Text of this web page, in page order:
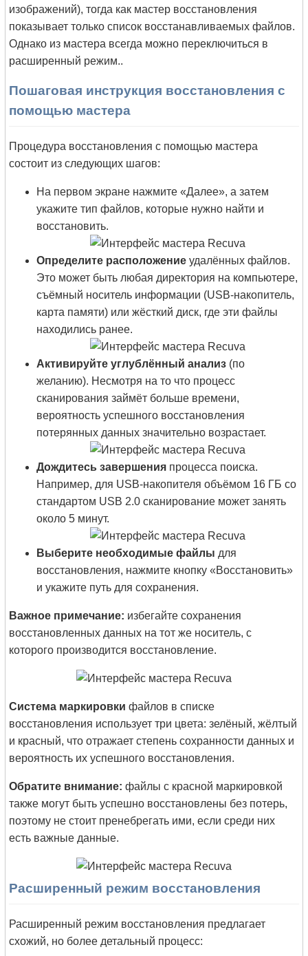
изображений), тогда как мастер восстановления
показывает только список восстанавливаемых файлов.
Однако из мастера всегда можно переключиться в
расширенный режим..
Пошаговая инструкция восстановления с
помощью мастера
Процедура восстановления с помощью мастера
состоит из следующих шагов:
На первом экране нажмите «Далее», а затем
укажите тип файлов, которые нужно найти и
восстановить.
Определите расположениеудалённых файлов.
Это может быть любая директория на компьютере,
съёмный носитель информации (USB-накопитель,
карта памяти) или жёсткий диск, где эти файлы
находились ранее.
Активируйте углублённый анализ (по
желанию). Несмотря на то что процесс
сканирования займёт больше времени,
вероятность успешного восстановления
потерянных данных значительно возрастает.
Дождитесь завершения процесса поиска.
Например, для USB-накопителя объёмом 16 ГБ со
стандартом USB 2.0 сканирование может занять
около 5 минут.
Выберите необходимые файлы для
восстановления, нажмите кнопку «Восстановить»
и укажите путь для сохранения.
Важное примечание: избегайте сохранения
восстановленных данных на тот же носитель, с
которого производится восстановление.
Система маркировки файлов в списке
восстановления использует три цвета: зелёный, жёлтый
и красный, что отражает степень сохранности данных и
вероятность их успешного восстановления.
Обратите внимание: файлы с красной маркировкой
также могут быть успешно восстановлены без потерь,
поэтому не стоит пренебрегать ими, если среди них
есть важные данные.
Расширенный режим восстановления
Расширенный режим восстановления предлагает
схожий, но более детальный процесс: